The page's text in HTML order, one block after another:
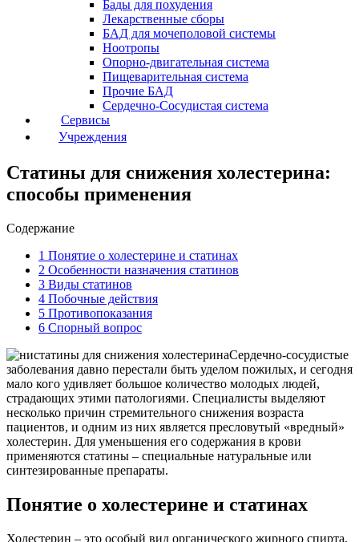
Бады для похудения
Лекарственные сборы
БАД для мочеполовой системы
Ноотропы
Опорно-двигательная система
Пищеварительная система
Прочие БАД
Сердечно-Сосудистая система
Сервисы
Учреждения
Статины для снижения холестерина:
способы применения
Содержание
1 Понятие о холестерине и статинах
2 Особенности назначения статинов
3 Виды статинов
4 Побочные действия
5 Противопоказания
6 Спорный вопрос
Сердечно-сосудистые
заболевания давно перестали быть уделом пожилых, и сегодня
мало кого удивляет большое количество молодых людей,
страдающих этими патологиями. Специалисты выделяют
несколько причин стремительного снижения возраста
пациентов, и одним из них является пресловутый «вредный»
холестерин. Для уменьшения его содержания в крови
применяются статины – специальные натуральные или
синтезированные препараты.
Понятие о холестерине и статинах
Холестерин – это особый вид органического жирного спирта,